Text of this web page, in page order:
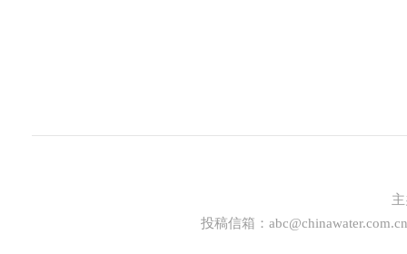
投稿信箱： abc@chinawater.com.cn